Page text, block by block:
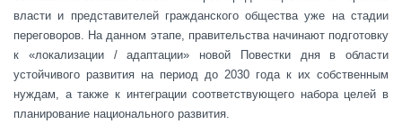
власти и представителей гражданского общества уже на стадии
переговоров. На данном этапе, правительства начинают подготовку
к «локализации / адаптации» новой Повестки дня в области
устойчивого развития на период до 2030 года к их собственным
нуждам, а также к интеграции соответствующего набора целей в
планирование национального развития.